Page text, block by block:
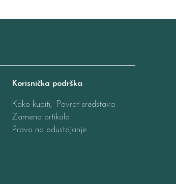
Korisnička podrška
Kako kupiti, Povrat sredstava
Zamena artikala
Pravo na odustajanje